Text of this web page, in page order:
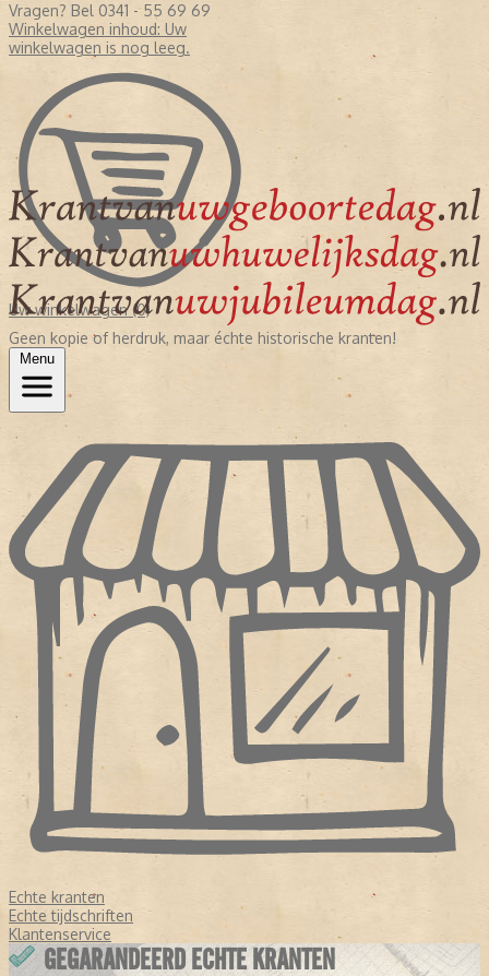
Vragen? Bel 0341 - 55 69 69
Winkelwagen inhoud: Uw
winkelwagen is nog leeg.
Uw winkelwagen (0)
Geen kopie of herdruk, maar échte historische kranten!
Menu
Echte kranten
Echte tijdschriften
Klantenservice
GEGARANDEERD ECHTE KRANTEN